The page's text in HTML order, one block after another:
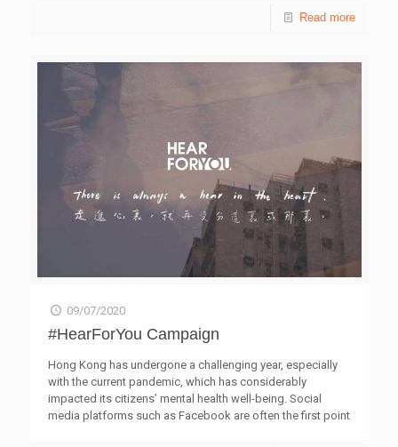
情期間停課，老師教授考試技巧的機會減少，他亦不習慣網
令文憑試失手不能入讀學位課程。 鑑於今年資助大學學額
不變，而考生人數減少，徐小曼預期考生若符合聯招
（JUPAS）科目的中位數要求，被大學取錄的機會仍高。她
勉勵「應屆被時代選中的考生」，應相信自己在逆境中有能
除了透過升學進修進一步提升自己的「硬知識」外，更應培
養和深化「軟技能」如抗逆力、解難能力、情緒管理等，有
助應付未來在職涯上的各種挑戰。 為了協助考生規劃升學
路，青協「DSE 27771112」於7月20日至24日期間，特別延
長放榜支援服務，包括加強2777 1112熱線服務，以及
Utouch.hk網上輔導，讓考生和家長獲得即時的升學諮詢及
情緒支援。此外，亦會於7月18日舉辦放榜打氣現場直播活
動，邀請了人氣嘉賓與應屆考生玩遊戲、唱歌打氣，送上支
壓力狀況」調查結果 香港青年協會「DSE 27771112計劃」
間，服務時間將會延長︰ 7月20至24日（上午10時至凌晨2
時） 輔導專線： 2777 1112 升學網站： 27771112.hk
Facebook： DSE 27771112 網上輔導： Utouch.hk
心的心靈雞湯。同樣參加了上述計劃的年輕藝術家劉妍汶，
婆劉情等，細訴做媽媽的起伏心情。 網上青年作家分享會
日期︰ 2020年7月17日（星期五） 時間︰下午5時至6時正
直播︰facebook.com/hohoreading 嘉賓︰ 「校園作家大招
募計劃」首屆冠軍、新書《花說──綻放有時》作者、14歲
香港女作家周沐恩、 「青年作家大招募計劃」年度獲選作
家、新書《人生是美好的》作者Bulbble Inc.插畫家魏寶婷
（Isabelle）、 「青年作家大招募計劃」年度獲選作家、新
書《媽媽火車──尋找生活的禮物》作者年輕藝術家劉姸汶
暫託服務，而所有進入單位人士，必須跟從防疫指引，提高
限度服務；偶到服務、玩具借用等服務亦會暫停，服務使用
者如有特別需要，可先致電進行預約，於指定時間進入單
位。進入單位內之人士，必須自備及佩戴口罩、填寫健康申
報表及用消毒酒精搓手，並須經由職員替其量體温。如發現
發燒，該人士需立即看醫生，並回家休息，不可逗留於單位
Read more
09/07/2020
#HearForYou Campaign
Hong Kong has undergone a challenging year, especially
with the current pandemic, which has considerably
impacted its citizens’ mental health well-being. Social
media platforms such as Facebook are often the first point